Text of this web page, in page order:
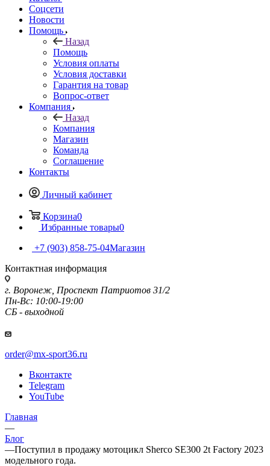
Cоцсети
Новости
Помощь
Назад
Помощь
Условия оплаты
Условия доставки
Гарантия на товар
Вопрос-ответ
Компания
Назад
Компания
Магазин
Команда
Соглашение
Контакты
Личный кабинет
Корзина0
Избранные товары0
+7 (903) 858-75-04Магазин
Контактная информация
г. Воронеж, Проспект Патриотов 31/2
Пн-Вс: 10:00-19:00
СБ - выходной
order@mx-sport36.ru
Вконтакте
Telegram
YouTube
Главная
—
Блог
—Поступил в продажу мотоцикл Sherco SE300 2t Factory 2023
модельного года.